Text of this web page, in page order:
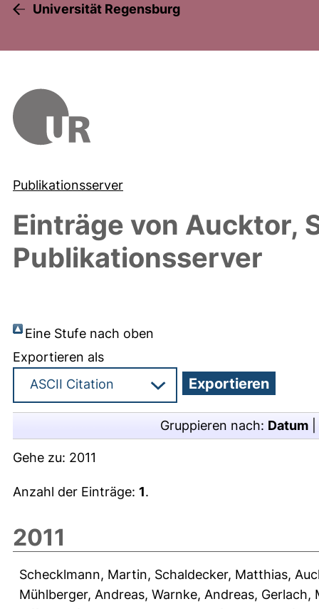
Universität Regensburg
Publikationsserver
Einträge von Aucktor,
Publikationsserver
Eine Stufe nach oben
Exportieren als
Gruppieren nach: Datum
Gehe zu: 2011
Anzahl der Einträge: 1.
2011
Schecklmann, Martin, Schaldecker, Matthias,
Mühlberger, Andreas, Warnke, Andreas, Gerlach,